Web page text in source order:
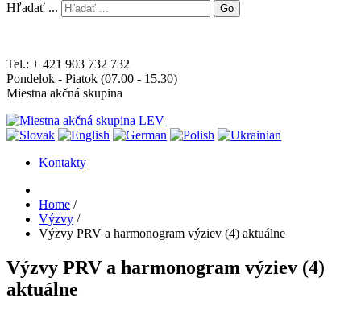
Hľadať ...
Go
Tel.: + 421 903 732 732
Pondelok - Piatok (07.00 - 15.30)
Miestna akčná skupina
Kontakty
Home /
Výzvy /
Výzvy PRV a harmonogram výziev (4) aktuálne
Výzvy PRV a harmonogram výziev (4)
aktuálne